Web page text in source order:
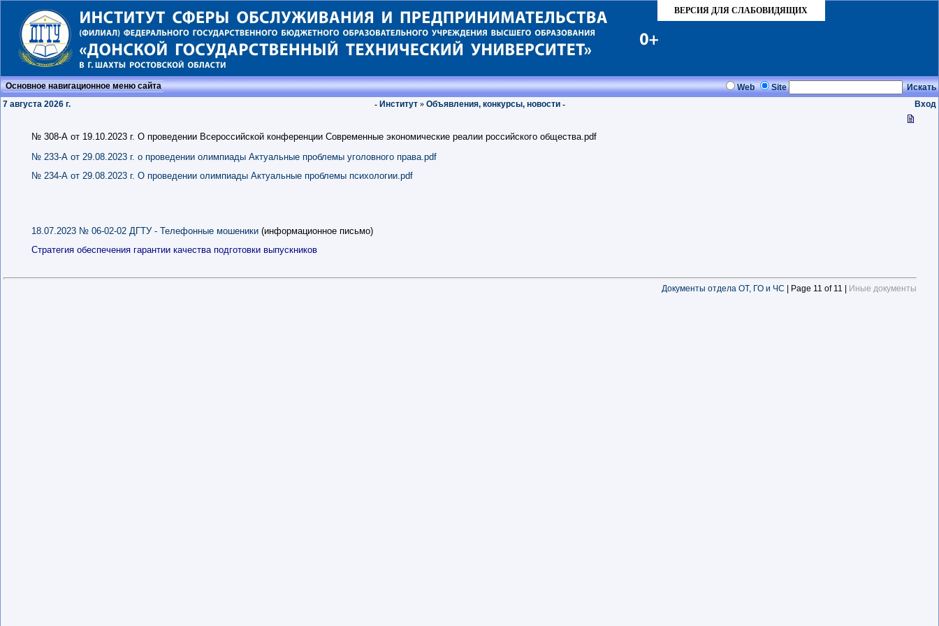
ВЕРСИЯ ДЛЯ СЛАБОВИДЯЩИХ
Основное навигационное меню сайта Web Site
Искать
7 августа 2026 г.
- Институт» Объявления, конкурсы, новости - Вход
№ 308-А от 19.10.2023 г. О проведении Всероссийской конференции Современные экономические реалии российского общества.pdf
№ 233-А от 29.08.2023 г. о проведении олимпиады Актуальные проблемы уголовного права.pdf
№ 234-А от 29.08.2023 г. О проведении олимпиады Актуальные проблемы психологии.pdf
18.07.2023 № 06-02-02 ДГТУ - Телефонные мошеники (информационное письмо)
Стратегия обеспечения гарантии качества подготовки выпускников
Документы отдела ОТ, ГО и ЧС | Page 11 of 11 | Иные документы